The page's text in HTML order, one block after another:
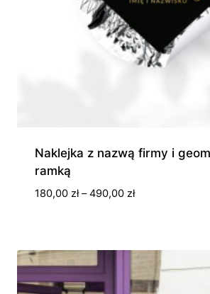
Naklejka z nazwą firmy i
ramką
180,00 zł – 490,00 złZakres
do
490,00 zł